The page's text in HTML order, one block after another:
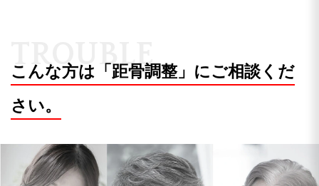
こんな方は「距骨調整」にご相談くだ
さい。
RO BLE